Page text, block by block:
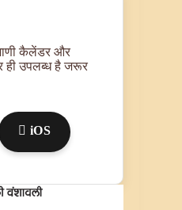
कैलेंडर और
ही उपलब्ध है जरूर
 iOS